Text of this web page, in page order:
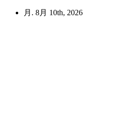
月. 8月 10th, 2026